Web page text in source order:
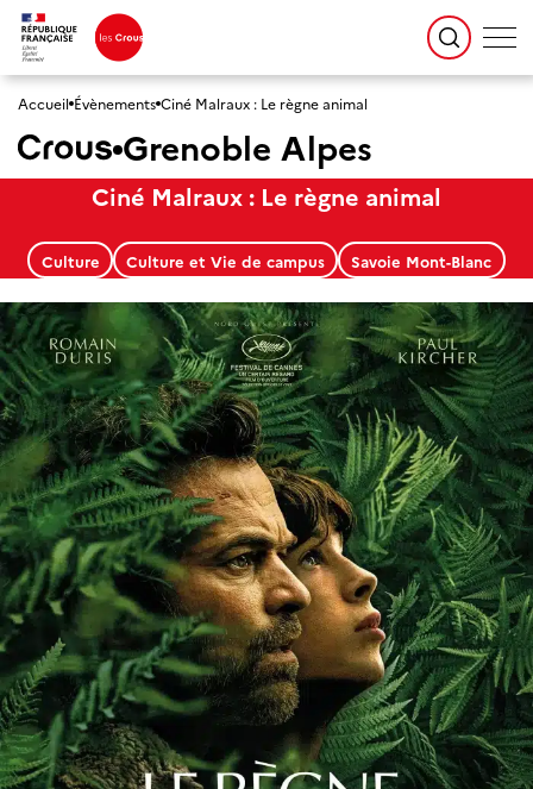
Accueil Évènements Ciné Malraux : Le règne animal
Grenoble Alpes
Ciné Malraux : Le règne animal
Culture Culture et Vie de campus Savoie Mont-Blanc